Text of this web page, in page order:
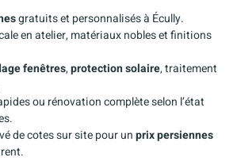
gratuits et personnalisés à Écully.
en atelier, matériaux nobles et finitions
fenêtres,protection solaire, traitement
ou rénovation complète selon l’état
de cotes sur site pour unprix persiennes